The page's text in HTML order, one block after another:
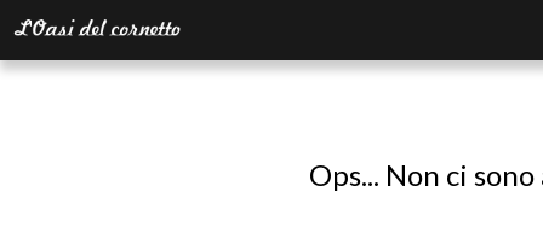
Ops... Non ci